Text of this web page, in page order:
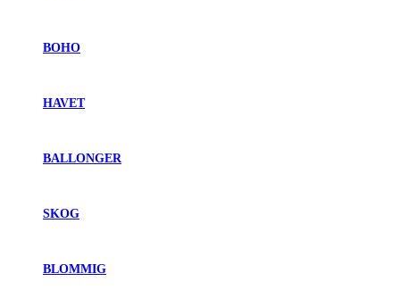
BOHO
HAVET
BALLONGER
SKOG
BLOMMIG